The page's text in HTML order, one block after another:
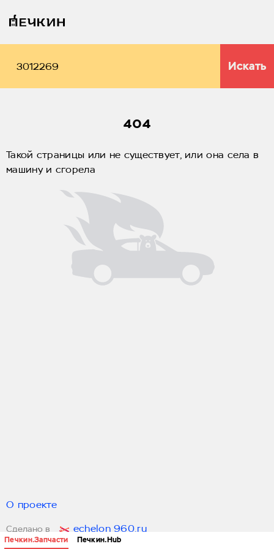
Печкин.Запчасти Печкин.Hub
Искать
404
Такой страницы или не существует, или она села в
машину и сгорела
О проекте
Сделано в echelon 960.ru